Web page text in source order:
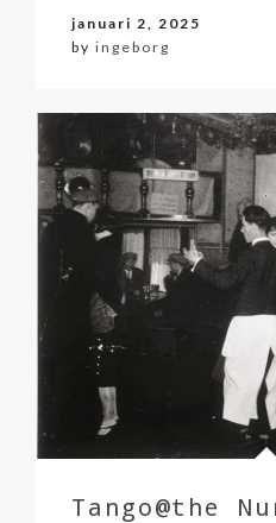
januari 2, 2025
by ingeborg
Tango@the